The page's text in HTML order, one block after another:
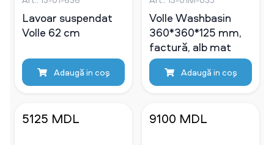
Lavoar suspendat
Volle 62 cm
Adaugă in coş
Volle Washbasin
360*360*125 mm,
factură, alb mat
Adaugă in coş
5125 MDL 9100 MDL